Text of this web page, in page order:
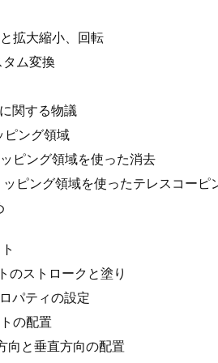
拡大縮小、回転
ム変換
関する物議
ピング領域
ピング領域を使った消去
ピング領域を使ったテレスコーピ
のストロークと塗り
パティの設定
の配置
向と垂直方向の配置